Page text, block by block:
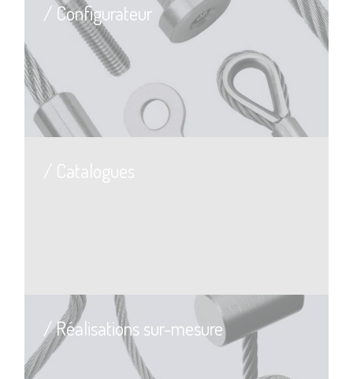
/ Configurateur
/ Catalogues
/ Réalisations sur-mesure